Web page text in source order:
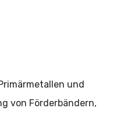
und
von Förderbändern,